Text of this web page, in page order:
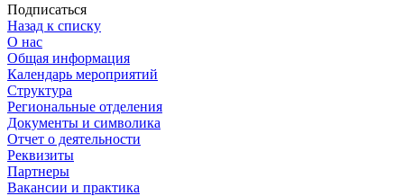
Подписаться
Назад к списку
О нас
Общая информация
Календарь мероприятий
Структура
Региональные отделения
Документы и символика
Отчет о деятельности
Реквизиты
Партнеры
Вакансии и практика